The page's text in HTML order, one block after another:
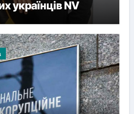
українців NV